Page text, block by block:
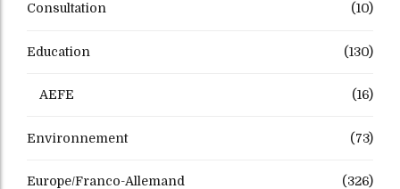
Consultation (10)
Education (130)
AEFE (16)
Environnement (73)
Europe/Franco-Allemand (326)